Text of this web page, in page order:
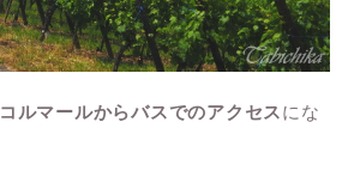
コルマールからバスでのアクセスにな